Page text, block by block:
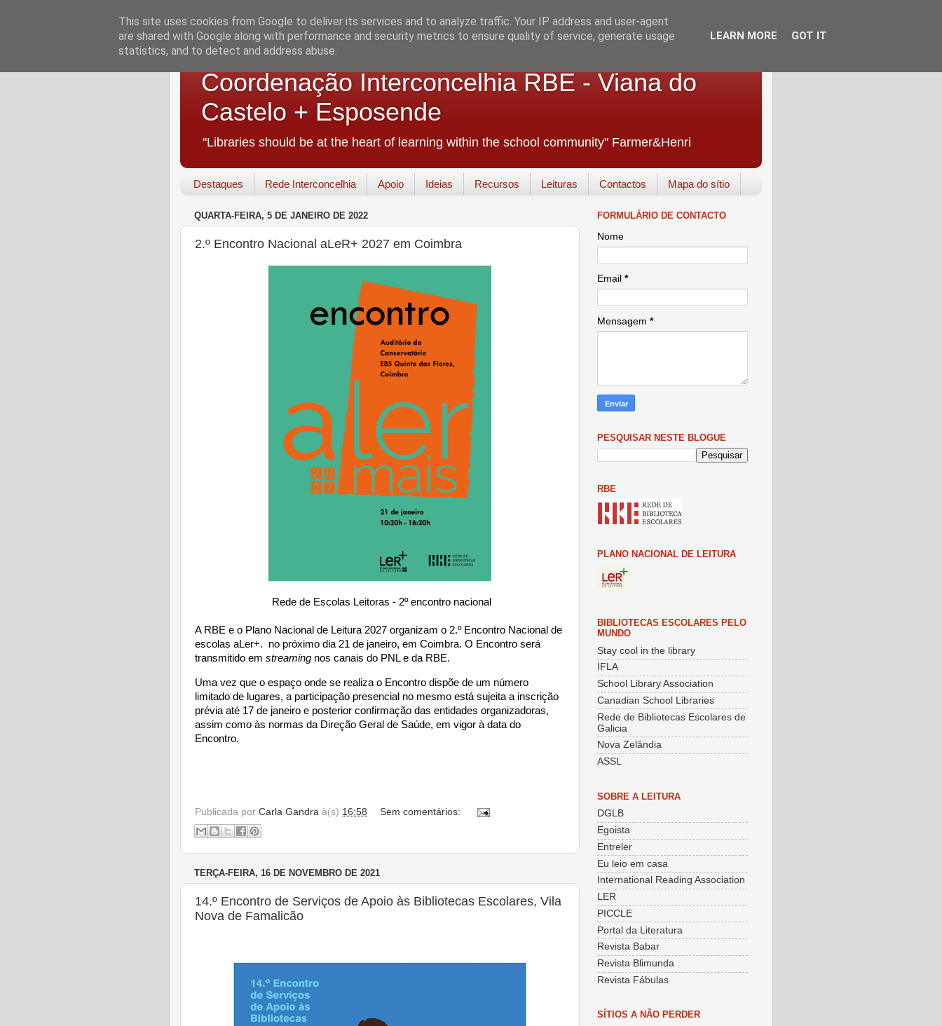
Coordenação Interconcelhia RBE - Viana do
Castelo + Esposende
"Libraries should be at the heart of learning within the school community" Farmer&Henri
Destaques Rede Interconcelhia Apoio Ideias Recursos Leituras Contactos Mapa do sítio
QUARTA-FEIRA, 5 DE JANEIRO DE 2022
2.º Encontro Nacional aLeR+ 2027 em Coimbra
Rede de Escolas Leitoras - 2º encontro nacional
A RBE e o Plano Nacional de Leitura 2027 organizam o 2.º Encontro Nacional de
escolas aLer+. no próximo dia 21 de janeiro, em Coimbra. O Encontro será
transmitido em streaming nos canais do PNL e da RBE.
Uma vez que o espaço onde se realiza o Encontro dispõe de um número
limitado de lugares, a participação presencial no mesmo está sujeita a inscrição
prévia até 17 de janeiro e posterior confirmação das entidades organizadoras,
assim como às normas da Direção Geral de Saúde, em vigor à data do
Encontro.
Publicada por Carla Gandra à(s) 16:58 Sem comentários:
TERÇA-FEIRA, 16 DE NOVEMBRO DE 2021
14.º Encontro de Serviços de Apoio às Bibliotecas Escolares, Vila
Nova de Famalicão
FORMULÁRIO DE CONTACTO
Nome
Email *
Mensagem *
PESQUISAR NESTE BLOGUE
RBE
PLANO NACIONAL DE LEITURA
BIBLIOTECAS ESCOLARES PELO
MUNDO
Stay cool in the library
IFLA
School Library Association
Canadian School Libraries
Rede de Bibliotecas Escolares de
Galicia
Nova Zelândia
ASSL
SOBRE A LEITURA
DGLB
Egoista
Entreler
Eu leio em casa
International Reading Association
LER
PICCLE
Portal da Literatura
Revista Babar
Revista Blimunda
Revista Fábulas
SÍTIOS A NÃO PERDER
This site uses cookies from Google to deliver its services and to analyze traffic. Your IP address and user-agent
are shared with Google along with performance and security metrics to ensure quality of service, generate usage
statistics, and to detect and address abuse.
LEARN MORE GOT IT